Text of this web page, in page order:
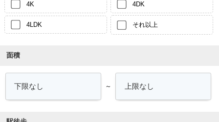
4K 4DK
4LDK それ以上
面積
～